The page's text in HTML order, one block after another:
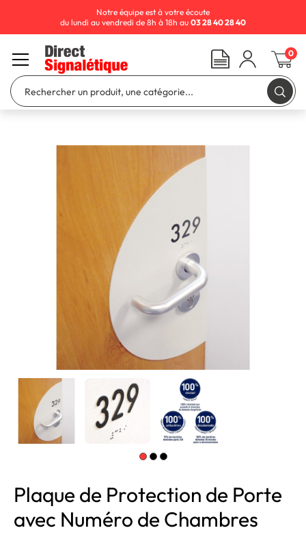
Plaque de Protection de Porte
avec Numéro de Chambres
Notre équipe est à votre écoute
du lundi au vendredi de 8h à 18h au 03 28 40 28 40
0